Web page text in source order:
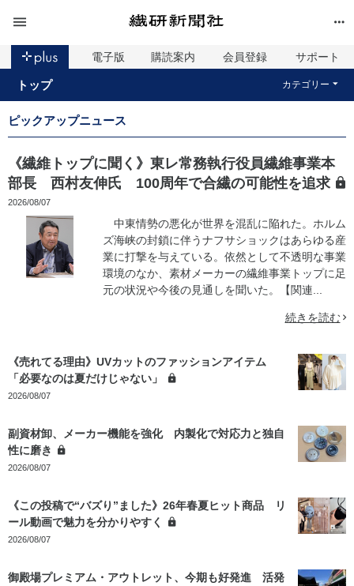
電子版 購読案内 会員登録 サポート
トップ カテゴリー
ピックアップニュース
《繊維トップに聞く》東レ常務執行役員繊維事業本
部長 西村友伸氏 100周年で合繊の可能性を追求
2026/08/07
中東情勢の悪化が世界を混乱に陥れた。ホルム
ズ海峡の封鎖に伴うナフサショックはあらゆる産
業に打撃を与えている。依然として不透明な事業
環境のなか、素材メーカーの繊維事業トップに足
元の状況や今後の見通しを聞いた。【関連...
続きを読む
《売れてる理由》UVカットのファッションアイテム
「必要なのは夏だけじゃない」
2026/08/07
副資材卸、メーカー機能を強化 内製化で対応力と独自
性に磨き
2026/08/07
《この投稿で“バズり”ました》26年春夏ヒット商品 リ
ール動画で魅力を分かりやすく
2026/08/07
御殿場プレミアム・アウトレット、今期も好発進 活発